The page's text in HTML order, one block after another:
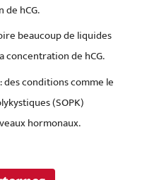
hCG.
beaucoup de liquides
concentration de hCG.
conditions comme le
(SOPK)
hormonaux.